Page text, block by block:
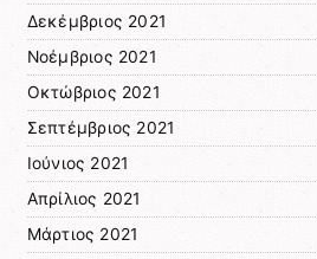
Δεκέμβριος 2021
Νοέμβριος 2021
Οκτώβριος 2021
Σεπτέμβριος 2021
Ιούνιος 2021
Απρίλιος 2021
Μάρτιος 2021